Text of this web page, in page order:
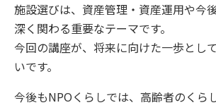
施設選びは、資産管理・資産運用や今
深く関わる重要なテーマです。
今回の講座が、将来に向けた一歩とし
いです。
今後もNPOくらしでは、高齢者のくら